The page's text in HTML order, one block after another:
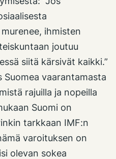
ihmisten
joutuu
siitä kärsivät kaikki.”
vaarantamasta
rajuilla ja nopeilla
Suomi on
tarkkaan IMF:n
varoituksen on
olevan sokea